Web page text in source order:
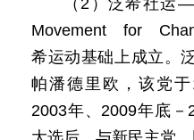
（2）泛希社运
Movement for
希运动基础上成立。
帕潘德里欧，该党于
2003年、2009年底－